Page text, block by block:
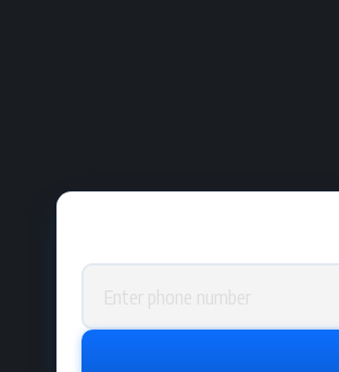
Phone number